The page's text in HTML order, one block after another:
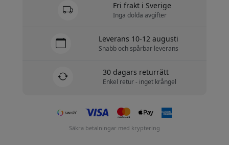
Fri frakt i Sverige
Inga dolda avgifter
Leverans 10-12 augusti
Snabb och spårbar leverans
30 dagars returrätt
Enkel retur - inget krångel
Säkra betalningar med kryptering